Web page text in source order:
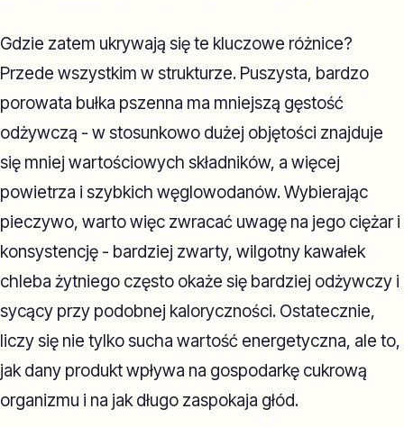
Gdzie zatem ukrywają się te kluczowe różnice?
Przede wszystkim w strukturze. Puszysta, bardzo
porowata bułka pszenna ma mniejszą gęstość
odżywczą - w stosunkowo dużej objętości znajduje
się mniej wartościowych składników, a więcej
powietrza i szybkich węglowodanów. Wybierając
pieczywo, warto więc zwracać uwagę na jego ciężar i
konsystencję - bardziej zwarty, wilgotny kawałek
chleba żytniego często okaże się bardziej odżywczy i
sycący przy podobnej kaloryczności. Ostatecznie,
liczy się nie tylko sucha wartość energetyczna, ale to,
jak dany produkt wpływa na gospodarkę cukrową
organizmu i na jak długo zaspokaja głód.